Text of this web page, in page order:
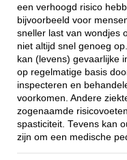
een verhoogd risico
bijvoorbeeld voor
sneller last van wondjes
niet altijd snel genoeg
kan (levens) gevaarlijke
op regelmatige basis
inspecteren en
voorkomen. Andere
zogenaamde
spasticiteit. Tevens kan
zijn om een medische